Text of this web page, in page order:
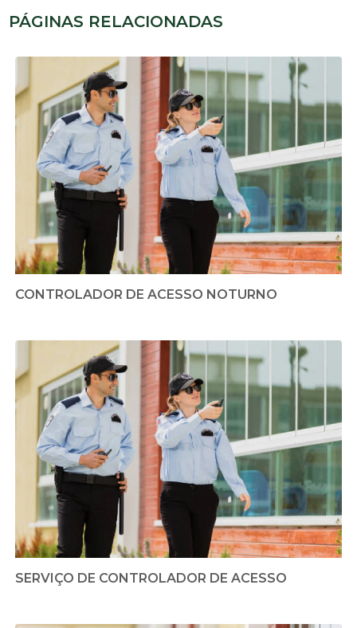
PÁGINAS RELACIONADAS
CONTROLADOR DE ACESSO NOTURNO
SERVIÇO DE CONTROLADOR DE ACESSO